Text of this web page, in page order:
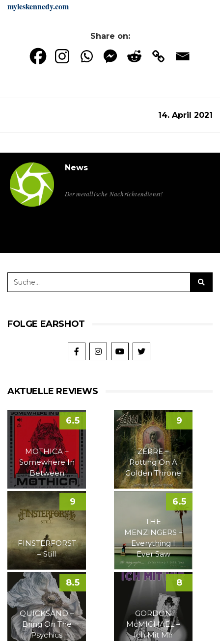
myleskennedy.com
Share on:
14. April 2021
News
Der metallische Nachrichtendienst!
FOLGE EARSHOT
AKTUELLE REVIEWS
MOTHICA –
Somewhere In
Between
6.5
ZERRE –
Rotting On A
Golden Throne
9
FINSTERFORST
– Still
9
THE
MENZINGERS –
Everything I
Ever Saw
6.5
QUICKSAND –
Bring On The
Psychics
8.5
GORDON
McMICHAEL –
Ich Mit Mir
8